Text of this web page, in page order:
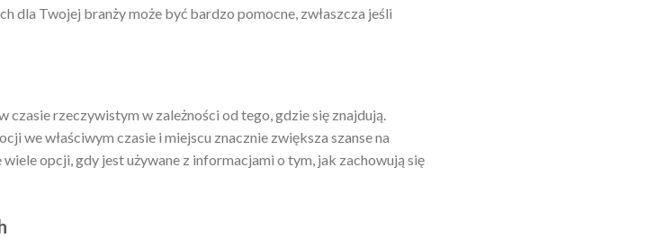
dla Twojej branży może być bardzo pomocne, zwłaszcza jeśli
rzeczywistym w zależności od tego, gdzie się znajdują.
we właściwym czasie i miejscu znacznie zwiększa szanse na
opcji, gdy jest używane z informacjami o tym, jak zachowują się